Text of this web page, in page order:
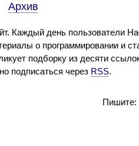
Архив
Каждый день пользователи
о программировании и
подборку из десяти
подписаться через RSS.
Пишите: